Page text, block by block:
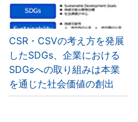
CSR・CSVの考え方を発展
したSDGs、企業における
SDGsへの取り組みは本業
を通じた社会価値の創出